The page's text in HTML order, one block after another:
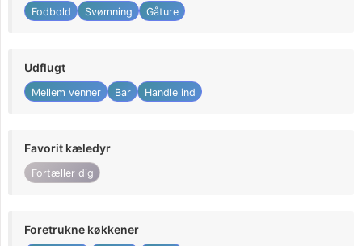
Fodbold Svømning Gåture
Udflugt
Mellem venner Bar Handle ind
Favorit kæledyr
Fortæller dig
Foretrukne køkkener